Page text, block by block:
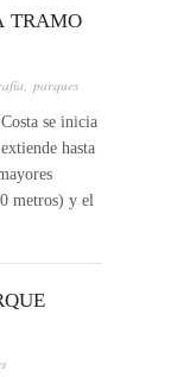
TRAMO
parques
se inicia
hasta
metros) y el